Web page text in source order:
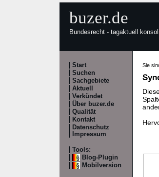
buzer.de
Bundesrecht - tagaktuell
Start
Suchen
Sachgebiete
Aktuell
Verkündet
Über buzer.de
Qualität
Kontakt
Datenschutz
Impressum
Tools:
Blog-Plugin
Mobilversion
Sie